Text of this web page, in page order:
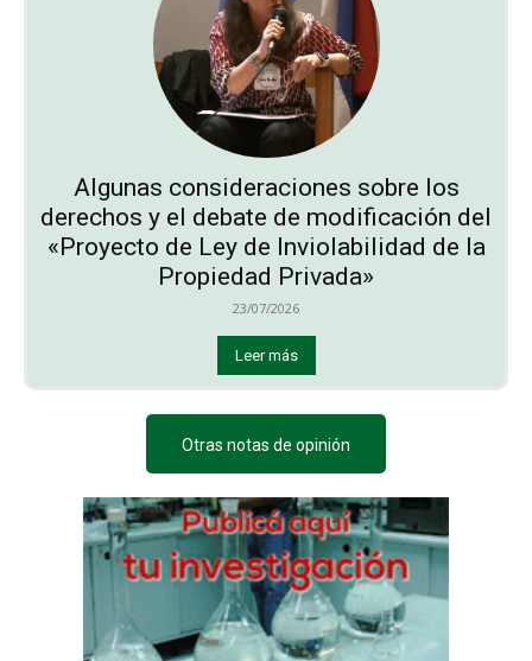
Algunas consideraciones sobre los
derechos y el debate de modificación del
«Proyecto de Ley de Inviolabilidad de la
Propiedad Privada»
23/07/2026
Leer más
Otras notas de opinión